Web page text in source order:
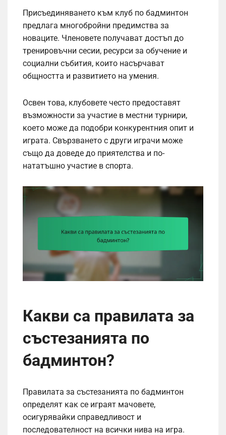
Присъединяването към клуб по бадминтон
предлага многобройни предимства за
новаците. Членовете получават достъп до
тренировъчни сесии, ресурси за обучение и
социални събития, които насърчават
общността и развитието на умения.
Освен това, клубовете често предоставят
възможности за участие в местни турнири,
което може да подобри конкурентния опит и
играта. Свързването с други играчи може
също да доведе до приятелства и по-
нататъшно участие в спорта.
Какви са правилата за
състезанията по
бадминтон?
Правилата за състезанията по бадминтон
определят как се играят мачовете,
осигурявайки справедливост и
последователност на всички нива на игра.